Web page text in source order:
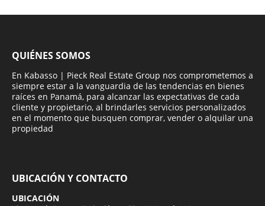
QUIÉNES SOMOS
En Kabasso | Pieck Real Estate Group nos comprometemos a
siempre estar a la vanguardia de las tendencias en bienes
raíces en Panamá, para alcanzar las expectativas de cada
cliente y propietario, al brindarles servicios personalizados
en el momento que busquen comprar, vender o alquilar una
propiedad
UBICACIÓN Y CONTACTO
UBICACIÓN